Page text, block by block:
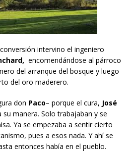
intervino el ingeniero
encomendándose al párroco
del arranque del bosque y luego
del oro maderero.
don Paco– porque el cura, José
su manera. Solo trabajaban y se
Ya se empezaba a sentir cierto
pues a esos nada. Y ahí se
entonces había en el pueblo.